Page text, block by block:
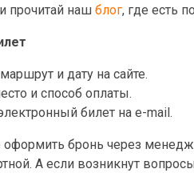
прочитай наш блог, где есть
и дату на сайте.
и способ оплаты.
билет на e-mail.
бронь через
А если возникнут